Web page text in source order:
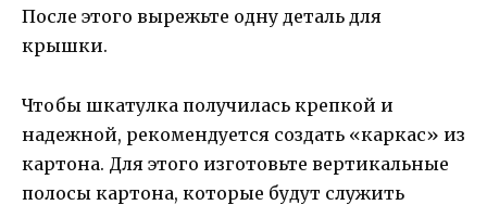
После этого вырежьте одну деталь для
крышки.
Чтобы шкатулка получилась крепкой и
надежной, рекомендуется создать «каркас» из
картона. Для этого изготовьте вертикальные
полосы картона, которые будут служить